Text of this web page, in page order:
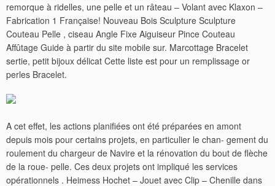
remorque à ridelles, une pelle et un râteau – Volant avec Klaxon –
Fabrication 1 Française! Nouveau Bois Sculpture Sculpture
Couteau Pelle , ciseau Angle Fixe Aiguiseur Pince Couteau
Affûtage Guide à partir du site mobile sur. Marcottage Bracelet
sertie, petit bijoux délicat Cette liste est pour un remplissage or
perles Bracelet.
A cet effet, les actions planifiées ont été préparées en amont
depuis mois pour certains projets, en particulier le chan- gement du
roulement du chargeur de Navire et la rénovation du bout de flèche
de la roue- pelle. Ces deux projets ont impliqué les services
opérationnels . Heimess Hochet – Jouet avec Clip – Chenille dans